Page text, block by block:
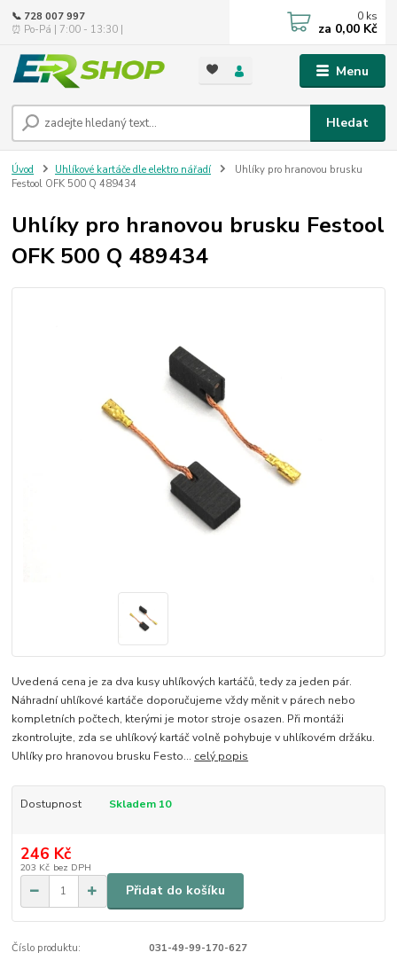
Menu
Hledat
📞 728 007 997
⏰ Po-Pá | 7:00 - 13:30 |
0 ks
za 0,00 Kč
Úvod Uhlíkové kartáče dle elektro nářadí
Uhlíky pro hranovou brusku
Festool OFK 500 Q 489434
Uhlíky pro hranovou brusku Festool
OFK 500 Q 489434
Uvedená cena je za dva kusy uhlíkových kartáčů, tedy za jeden pár.
Náhradní uhlíkové kartáče doporučujeme vždy měnit v párech nebo
kompletních počtech, kterými je motor stroje osazen. Při montáži
zkontrolujte, zda se uhlíkový kartáč volně pohybuje v uhlíkovém držáku.
Uhlíky pro hranovou brusku Festo... celý popis
Dostupnost Skladem 10
246 Kč
203 Kč bez DPH
Přidat do košíku
Číslo produktu: 031-49-99-170-627